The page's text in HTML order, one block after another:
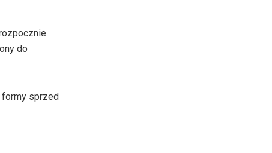
do
formy sprzed